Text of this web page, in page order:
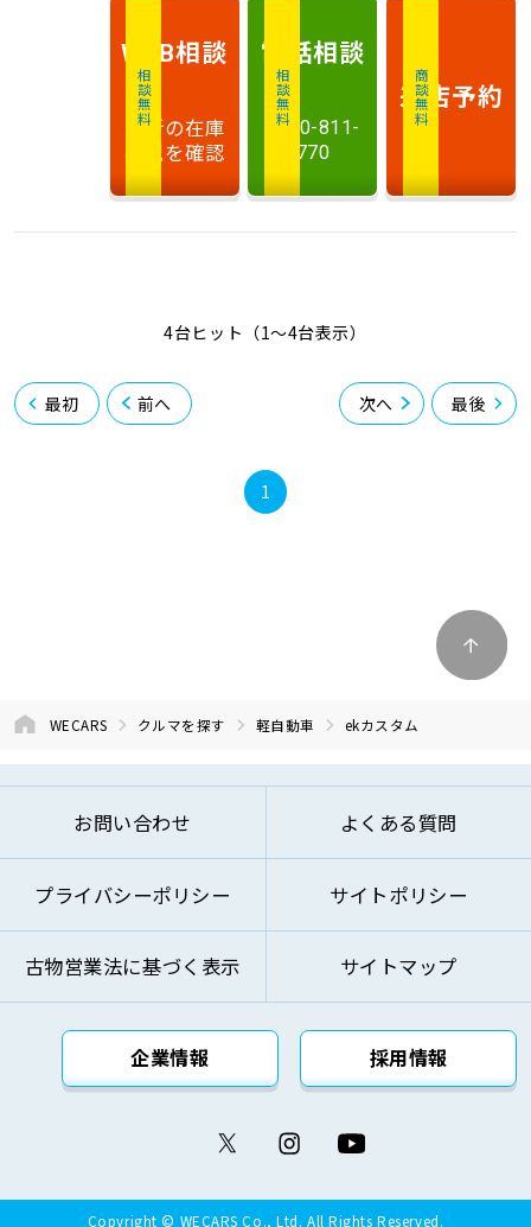
相談無料
WEB相談
最新の在庫
状況を確認
相談無料
電話相談
0120-811-
770
商談無料
来店予約
4台ヒット（1〜4台表示）
最初 前へ
1
次へ 最後
WECARS クルマを探す 軽自動車 ekカスタム
お問い合わせ よくある質問
プライバシーポリシー サイトポリシー
古物営業法に基づく表示 サイトマップ
企業情報 採用情報
Copyright © WECARS Co., Ltd. All Rights Reserved.